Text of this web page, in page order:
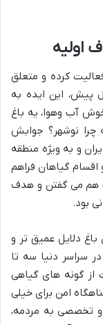
اولیه
شروع به فعالیت کرده و متعلق
پهلوی دومه. یعنی بیش از ۹۰ سال پیش، این ایده به
آب وهوا، یه باغ
چرا نوشهر؟ جوابش
و به ویژه منطقه
اقسام گیاهان فراهم
هم می گفتن و هدف
بود.
دلایل عمیق تر و
سراسر دنیا سه تا
گونه های گیاهی
امن برای خیلی
تخصصی به مردمه،